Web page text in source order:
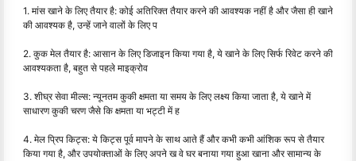
1. मांस खाने के लिए तैयार है: कोई अतिरिक्त तैयार करने की आवश्यक नहीं है और जैसा ही खाने
की आवश्यक है, उन्हें जाने वालों के लिए प
2. कुक मेल तैयार है: आसान के लिए डिजाइन किया गया है, ये खाने के लिए सिर्फ रिवेट करने की
आवश्यकता है, बहुत से पहले माइक्रोव
3. शीघ्र सेवा मील्स: न्यूनतम कुकी क्षमता या समय के लिए लक्ष्य किया जाता है, ये खाने में
साधारण कुकी चरण जैसे कि क्षमता या भट्टी में ह
4. मेल प्रिप किट्स: ये किट्स पूर्व मापने के साथ आते हैं और कभी कभी आंशिक रूप से तैयार
किया गया है, और उपयोक्ताओं के लिए अपने ख वे घर बनाया गया हुआ खाना और सामान्य के